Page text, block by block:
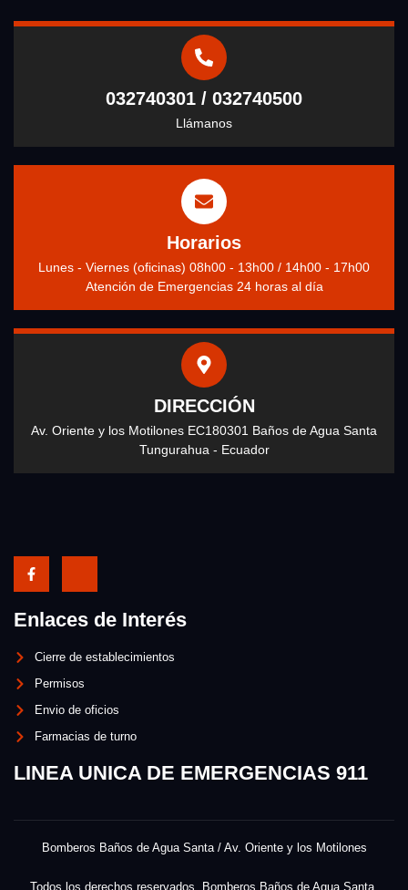
032740301 / 032740500
Llámanos
Horarios
Lunes - Viernes (oficinas) 08h00 - 13h00 / 14h00 - 17h00
Atención de Emergencias 24 horas al día
DIRECCIÓN
Av. Oriente y los Motilones EC180301 Baños de Agua Santa
Tungurahua - Ecuador
Enlaces de Interés
Cierre de establecimientos
Permisos
Envio de oficios
Farmacias de turno
LINEA UNICA DE EMERGENCIAS 911
Bomberos Baños de Agua Santa / Av. Oriente y los Motilones
Todos los derechos reservados. Bomberos Baños de Agua Santa.